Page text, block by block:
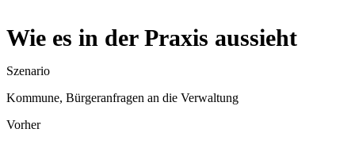
Wie es in der Praxis aussieht
Szenario
Kommune, Bürgeranfragen an die Verwaltung
Vorher